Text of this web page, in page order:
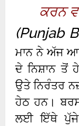
ਕਰਨ
(Punjab
ਮਾਨ ਨੇ ਅੱਜ
ਦੇ ਨਿਸ਼ਾਨ ਤੋਂ
ਉਤੇ ਨਿਰੰਤਰ
ਹੇਠ ਹਨ।
ਲਈ ਇੱਥੇ ਪੁੱਜੇ